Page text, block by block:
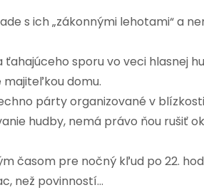
s ich „zákonnými lehotami“ a
sporu vo veci hlasnej
majiteľkou domu.
párty organizované v
hudby, nemá právo ňou rušiť
časom pre nočný kľud po 22.
než povinností…